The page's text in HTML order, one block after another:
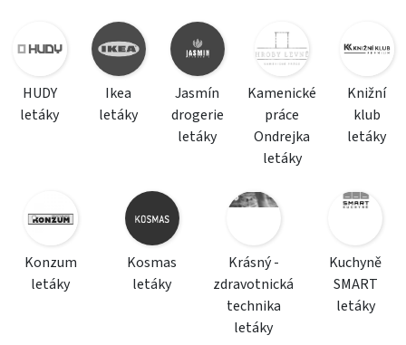
HUDY
letáky
Ikea
letáky
Jasmín
drogerie
letáky
Kamenické
práce
Ondrejka
letáky
Knižní
klub
letáky
Konzum
letáky
Kosmas
letáky
Krásný -
zdravotnická
technika
letáky
Kuchyně
SMART
letáky